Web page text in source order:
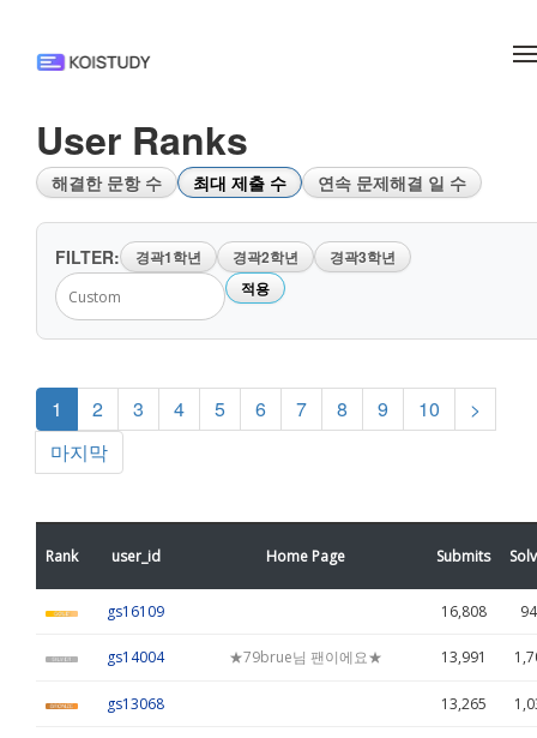
User Ranks
해결한 문항 수 최대 제출 수 연속 문제해결 일 수
FILTER: 경곽1학년 경곽2학년
경곽3학년
적용
1 2 3 4 5 6 7 8 9 10
>
마지막
Rank user_id Home Page Submits
gs16109 16,808
gs14004 ★79brue님 팬이에요★ 13,991
gs13068 13,265